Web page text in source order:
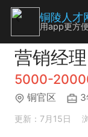
营销经
5000-
铜官区 3
更新：7月15日
铜陵人才
用app更方便